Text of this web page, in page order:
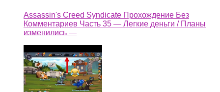
Assassin's Creed Syndicate Прохождение Без
Комментариев Часть 35 — Легкие деньги / Планы
изменились —